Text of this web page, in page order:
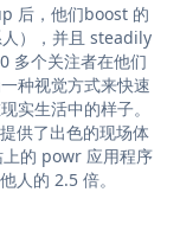
后，他们boost 的
），并且 steadily
多个关注者在他们
种视觉方式来快速
实生活中的样子。
供了出色的现场体
的 powr 应用程序
人的 2.5 倍。